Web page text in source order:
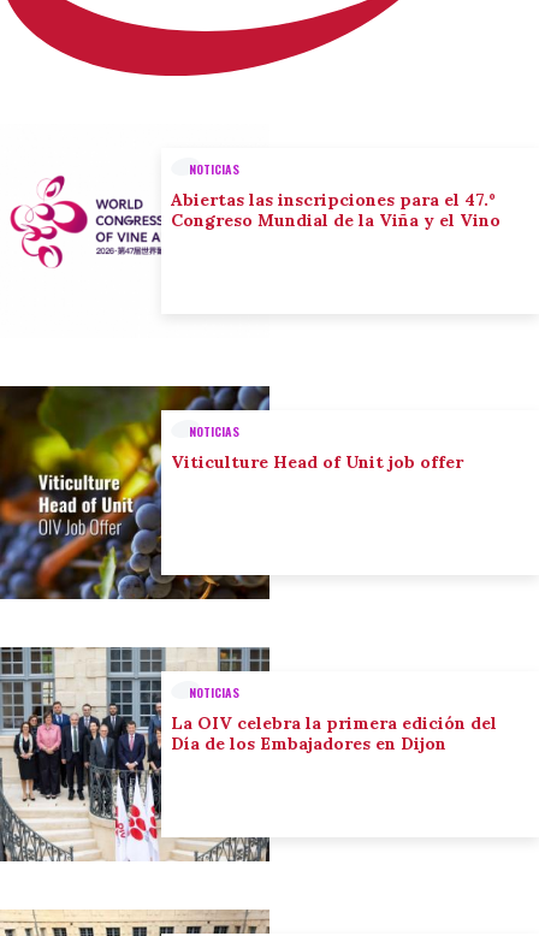
NOTICIAS
Abiertas las inscripciones para el 47.º
Congreso Mundial de la Viña y el Vino
NOTICIAS
Viticulture Head of Unit job offer
NOTICIAS
La OIV celebra la primera edición del
Día de los Embajadores en Dijon